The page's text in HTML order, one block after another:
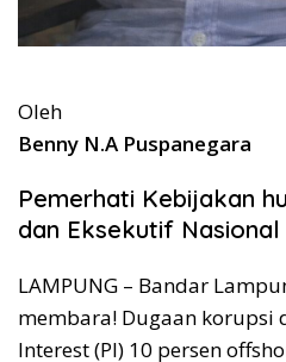
Oleh
Benny N.A Puspanegara
Pemerhati Kebijakan
dan Eksekutif Nasional
LAMPUNG – Bandar
membara! Dugaan korupsi
Interest (PI) 10 persen